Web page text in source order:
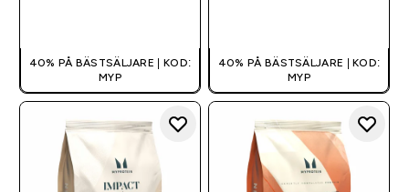
40% PÅ BÄSTSÄLJARE | KOD:
MYP
40% PÅ BÄSTSÄLJARE | KOD:
MYP